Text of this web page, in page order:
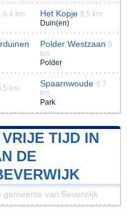
8.4 km
Het Kopje 8.5 km
Duin(en)
Polder Westzaan 9
km
Polder
km
Spaarnwoude 9.7
km
Park
TIJD IN
DE
gemeente van Beverwijk